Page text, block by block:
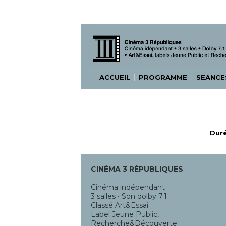
ACCUEIL | PROGRAMME |
CINÉMA 3 RÉPUBLIQUES
Cinéma indépendant
3 salles • Son dolby 7.1
Classé Art&Essai
Label Jeune Public,
Recherche&Découverte